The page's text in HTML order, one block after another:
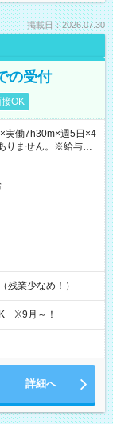
掲載日：2026.07.30
の受付
OK
働7h30m×週5日×4
りません。※給与即
残業少なめ！）
※9月～！
詳細へ